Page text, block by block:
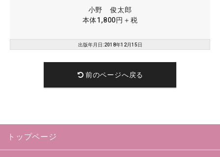
小野 俊太郎
本体1,800円＋税
出版年月日:2018年12月15日
前のページへ戻る
トップページ